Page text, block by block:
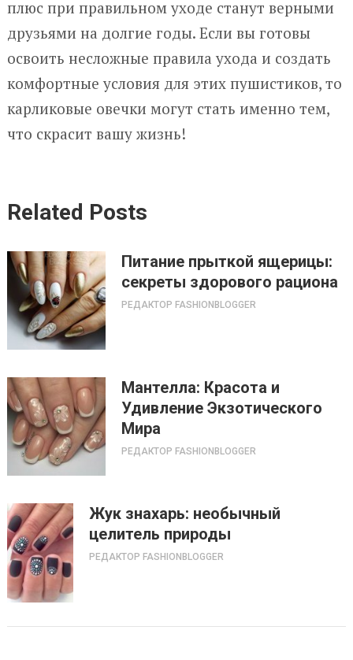
плюс при правильном уходе станут верными
друзьями на долгие годы. Если вы готовы
освоить несложные правила ухода и создать
комфортные условия для этих пушистиков, то
карликовые овечки могут стать именно тем,
что скрасит вашу жизнь!
Related Posts
Питание прыткой ящерицы:
секреты здорового рациона
РЕДАКТОР FASHIONBLOGGER
Мантелла: Красота и
Удивление Экзотического
Мира
РЕДАКТОР FASHIONBLOGGER
Жук знахарь: необычный
целитель природы
РЕДАКТОР FASHIONBLOGGER